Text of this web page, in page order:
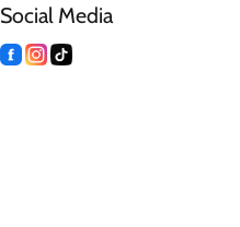
Social Media